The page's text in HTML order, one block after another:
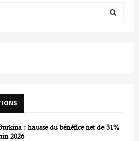
: hausse du bénéfice net de 31%
2026